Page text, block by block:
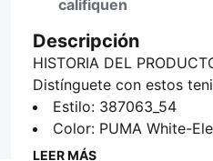
califiquen
Descripción
HISTORIA DEL
Distínguete con estos
especialmente diseñados
rendimiento, y obtén
simple vista. Lo retro y lo
Estilo: 387063_54
Color: PUMA White-
LEER MÁS